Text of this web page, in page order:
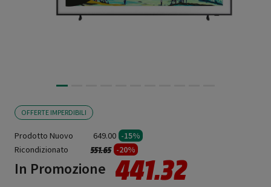
OFFERTE IMPERDIBILI
Prodotto Nuovo 649.00 -15%
Ricondizionato
Prezzo ridotto da
551.65a -20%
In Promozione 441.32